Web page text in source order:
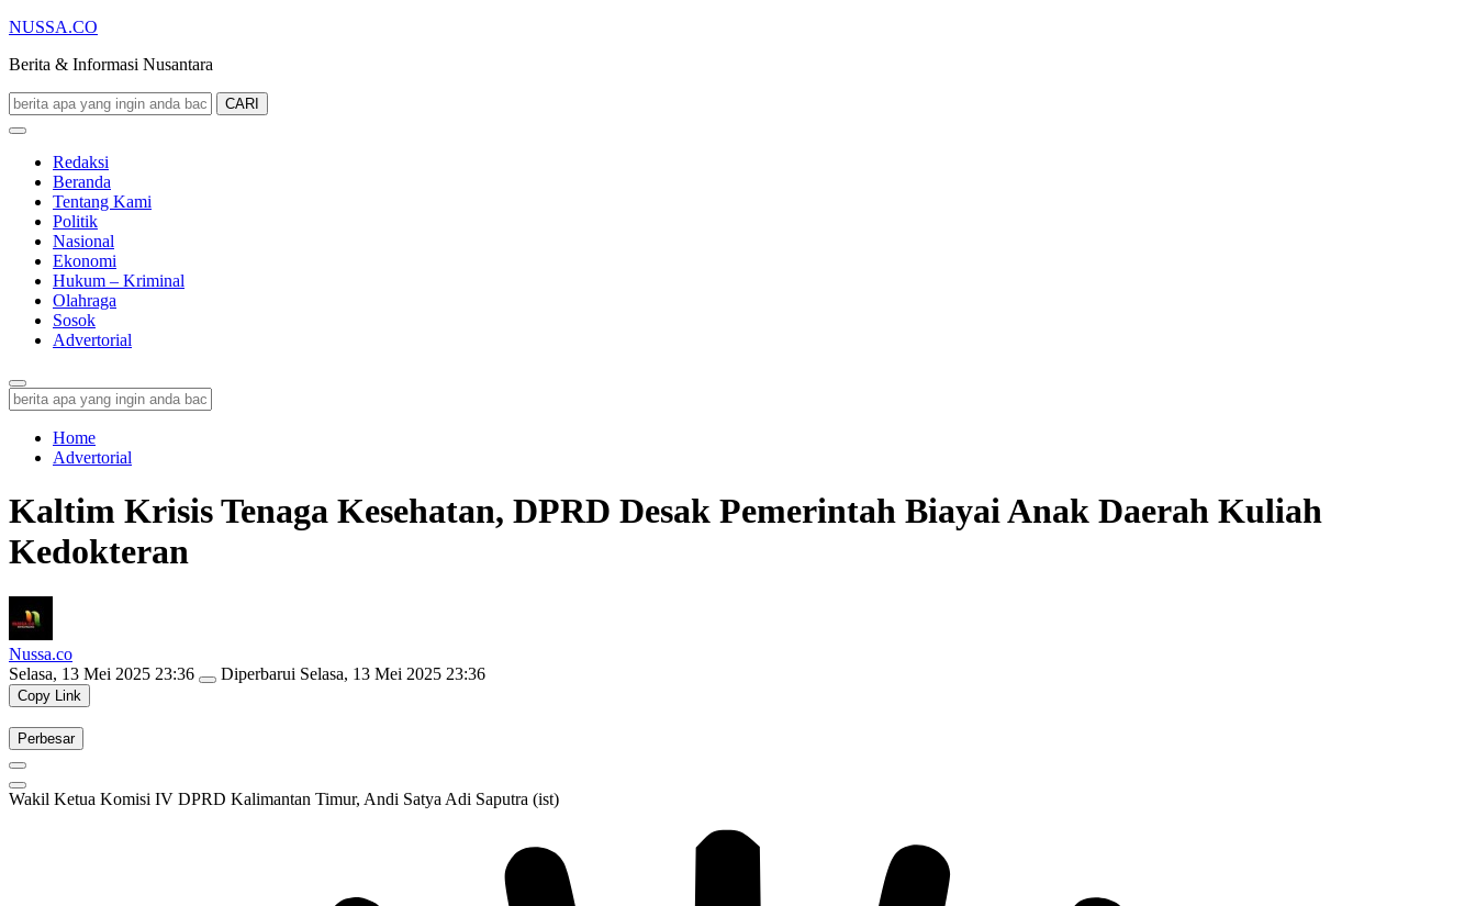
NUSSA.CO
Berita & Informasi Nusantara
CARI
Redaksi
Beranda
Tentang Kami
Politik
Nasional
Ekonomi
Hukum – Kriminal
Olahraga
Sosok
Advertorial
Home
Advertorial
Kaltim Krisis Tenaga Kesehatan, DPRD Desak Pemerintah Biayai Anak Daerah Kuliah
Kedokteran
Nussa.co
Selasa, 13 Mei 2025 23:36
Diperbarui Selasa, 13 Mei 2025 23:36
Copy Link
Perbesar
Wakil Ketua Komisi IV DPRD Kalimantan Timur, Andi Satya Adi Saputra (ist)